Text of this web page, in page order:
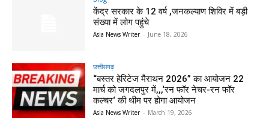
केंद्र सरकार के 12 वर्ष ,जनकल्याण शिविर में बड़ी
संख्या में लोग पहुंचे
Asia News Writer - June 18, 2026
छत्तीसगढ़
“बस्तर हेरिटेज मैराथन 2026” का आयोजन 22
मार्च को जगदलपुर में,,,‘रन फॉर नेचर-रन फॉर
कल्चर‘ की थीम पर होगा आयोजन
Asia News Writer - March 19, 2026